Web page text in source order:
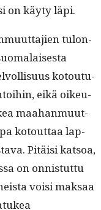
on käy­ty läpi.
tulon­
kotou­tu­
eikä oikeu­
maa­han­muut­
kotout­taa lap­
Pitäisi kat­soa,
on onnis­tut­tu
voisi mak­saa